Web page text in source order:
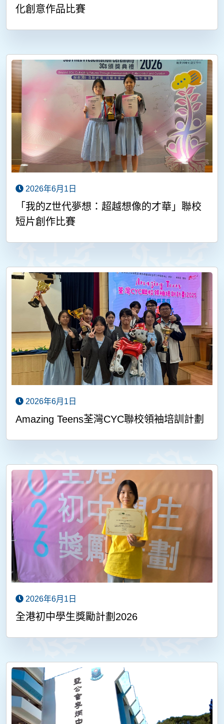
化創意作品比賽
2026年6月1日
「我的Z世代夢想：超越想像的才華」聯校
短片創作比賽
2026年6月1日
Amazing Teens荃灣CYC聯校領袖培訓計劃
2026年6月1日
全港初中學生獎勵計劃2026